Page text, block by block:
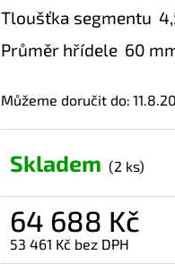
Tloušťka segmentu
Průměr hřídele 60
Můžeme doručit do:
Skladem (2 ks)
64 688 Kč
53 461 Kč bez DPH
Měrná